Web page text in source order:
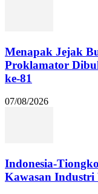
Menapak Jejak
Proklamator
ke-81
07/08/2026
Indonesia-
Kawasan